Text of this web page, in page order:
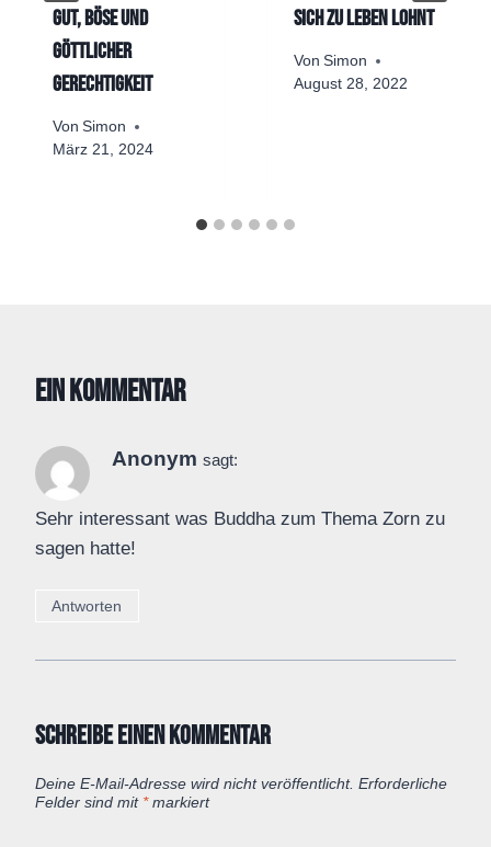
Gut, Böse und
göttlicher
Gerechtigkeit
Von Simon
März 21, 2024
sich zu leben lohnt
Von Simon
August 28, 2022
Ein Kommentar
Anonym sagt:
Sehr interessant was Buddha zum Thema Zorn zu
sagen hatte!
Antworten
Schreibe einen Kommentar
Deine E-Mail-Adresse wird nicht veröffentlicht. Erforderliche
Felder sind mit *markiert